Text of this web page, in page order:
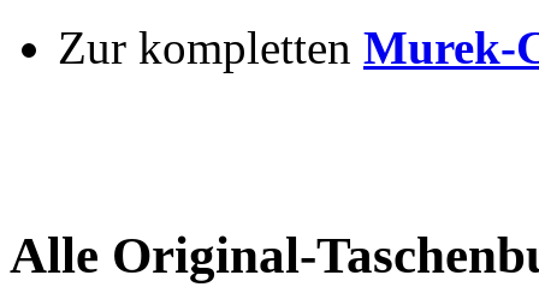
Zur kompletten Murek-
Alle Original-